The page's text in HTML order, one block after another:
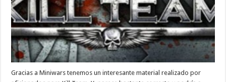
Gracias a Miniwars tenemos un interesante material realizado por